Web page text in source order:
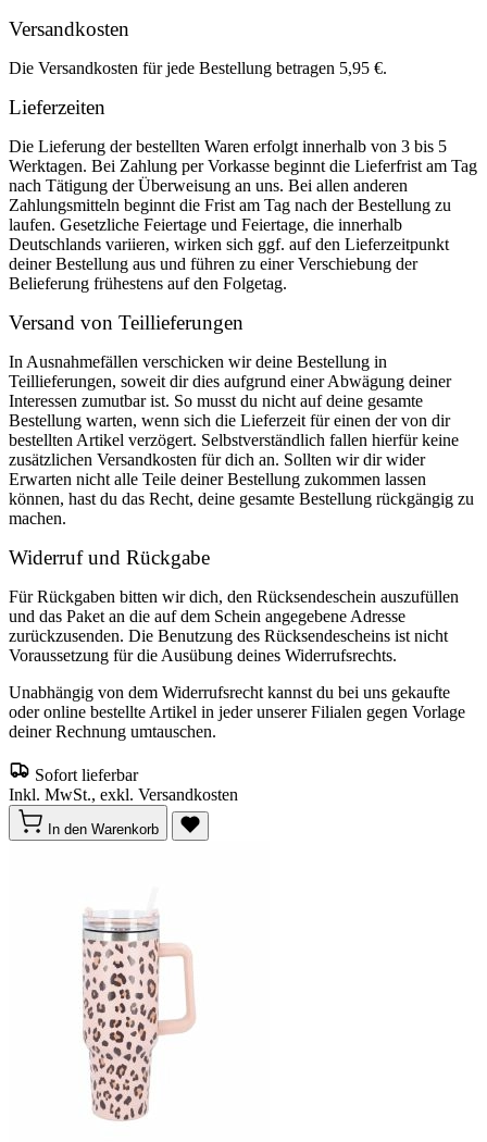
Versandkosten
Die Versandkosten für jede Bestellung betragen 5,95 €.
Lieferzeiten
Die Lieferung der bestellten Waren erfolgt innerhalb von 3 bis 5
Werktagen. Bei Zahlung per Vorkasse beginnt die Lieferfrist am Tag
nach Tätigung der Überweisung an uns. Bei allen anderen
Zahlungsmitteln beginnt die Frist am Tag nach der Bestellung zu
laufen. Gesetzliche Feiertage und Feiertage, die innerhalb
Deutschlands variieren, wirken sich ggf. auf den Lieferzeitpunkt
deiner Bestellung aus und führen zu einer Verschiebung der
Belieferung frühestens auf den Folgetag.
Versand von Teillieferungen
In Ausnahmefällen verschicken wir deine Bestellung in
Teillieferungen, soweit dir dies aufgrund einer Abwägung deiner
Interessen zumutbar ist. So musst du nicht auf deine gesamte
Bestellung warten, wenn sich die Lieferzeit für einen der von dir
bestellten Artikel verzögert. Selbstverständlich fallen hierfür keine
zusätzlichen Versandkosten für dich an. Sollten wir dir wider
Erwarten nicht alle Teile deiner Bestellung zukommen lassen
können, hast du das Recht, deine gesamte Bestellung rückgängig zu
machen.
Widerruf und Rückgabe
Für Rückgaben bitten wir dich, den Rücksendeschein auszufüllen
und das Paket an die auf dem Schein angegebene Adresse
zurückzusenden. Die Benutzung des Rücksendescheins ist nicht
Voraussetzung für die Ausübung deines Widerrufsrechts.
Unabhängig von dem Widerrufsrecht kannst du bei uns gekaufte
oder online bestellte Artikel in jeder unserer Filialen gegen Vorlage
deiner Rechnung umtauschen.
Sofort lieferbar
Inkl. MwSt., exkl. Versandkosten
In den Warenkorb